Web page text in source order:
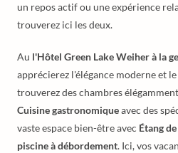
un repos actif ou une expérience
trouverez ici les deux.
Au l'Hôtel Green Lake Weiher à la
apprécierez l'élégance moderne et
trouverez des chambres
Cuisine gastronomiqueavec des
vaste espace bien-être avec Étang
piscine à débordement. Ici, vos